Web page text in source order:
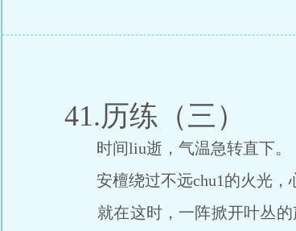
41.历练（三）
时间liu逝，气温急转直下。
安檀绕过不远chu1的火光，
就在这时，一阵掀开叶丛的